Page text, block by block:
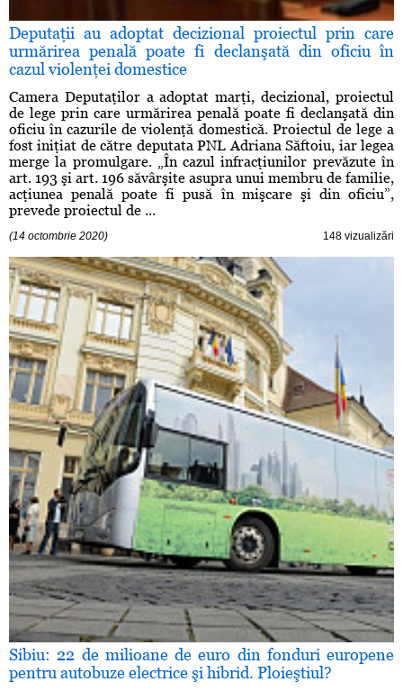
Deputaţii au adoptat decizional proiectul prin care
urmărirea penală poate fi declanşată din oficiu în
cazul violenţei domestice
Camera Deputaţilor a adoptat marţi, decizional, proiectul
de lege prin care urmărirea penală poate fi declanşată din
oficiu în cazurile de violenţă domestică. Proiectul de lege a
fost iniţiat de către deputata PNL Adriana Săftoiu, iar legea
merge la promulgare. „În cazul infracţiunilor prevăzute în
art. 193 şi art. 196 săvârşite asupra unui membru de familie,
acţiunea penală poate fi pusă în mişcare şi din oficiu”,
prevede proiectul de ...
(14 octombrie 2020) 148 vizualizări
Sibiu: 22 de milioane de euro din fonduri europene
pentru autobuze electrice şi hibrid. Ploieştiul?